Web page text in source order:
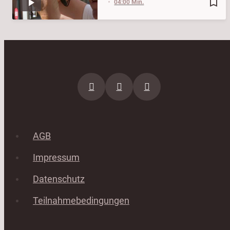
04:00 Min.
AGB
Impressum
Datenschutz
Teilnahmebedingungen